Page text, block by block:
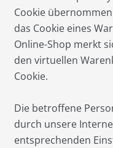
Cookie
das Cookie eines
Online-Shop merkt
den virtuellen
Cookie.
Die betroffene
durch unsere
entsprechenden